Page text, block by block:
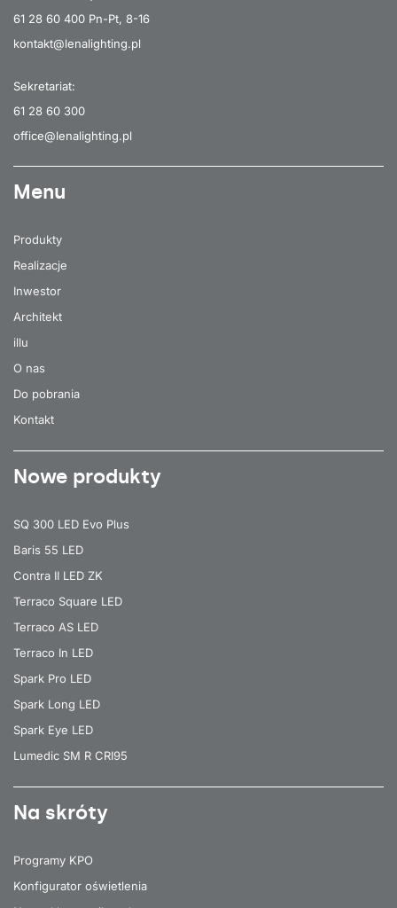
61 28 60 400 Pn-Pt, 8-16
kontakt@lenalighting.pl
Sekretariat:
61 28 60 300
office@lenalighting.pl
Menu
Produkty
Realizacje
Inwestor
Architekt
illu
O nas
Do pobrania
Kontakt
Nowe produkty
SQ 300 LED Evo Plus
Baris 55 LED
Contra II LED ZK
Terraco Square LED
Terraco AS LED
Terraco In LED
Spark Pro LED
Spark Long LED
Spark Eye LED
Lumedic SM R CRI95
Na skróty
Programy KPO
Konfigurator oświetlenia